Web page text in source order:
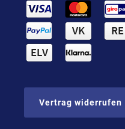
Vertrag widerrufen